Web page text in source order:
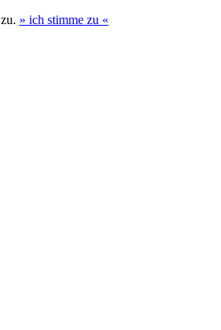
zu. » ich stimme zu «